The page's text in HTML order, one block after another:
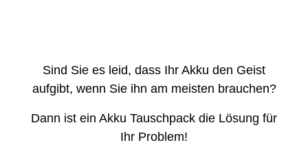
Sind Sie es leid, dass Ihr Akku den Geist
aufgibt, wenn Sie ihn am meisten brauchen?
Dann ist ein Akku Tauschpack die Lösung für
Ihr Problem!